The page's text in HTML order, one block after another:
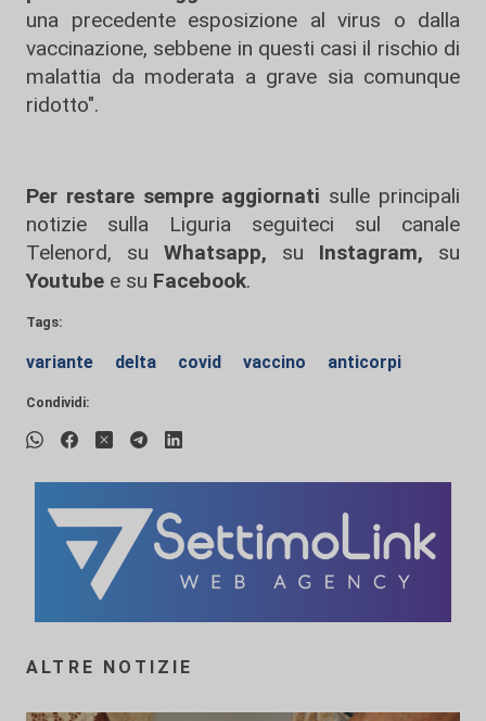
una precedente esposizione al virus o dalla
vaccinazione, sebbene in questi casi il rischio di
malattia da moderata a grave sia comunque
ridotto".
Per restare sempre aggiornati sulle principali
notizie sulla Liguria seguiteci sul canale
Telenord, su
Whatsapp, su Instagram, su
Youtube e su Facebook.
Tags:
variante delta covid vaccino anticorpi
Condividi:
ALTRE NOTIZIE